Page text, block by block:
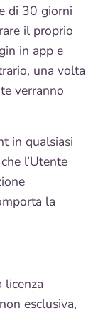
di 30 giorni
il proprio
in app e
una volta
verranno
in qualsiasi
l’Utente
la
licenza
esclusiva,